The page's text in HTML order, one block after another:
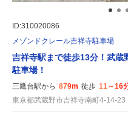
ID:310020086
メゾンドクレール吉祥寺駐車場
吉祥寺駅まで徒歩13分！武蔵
駐車場！
三鷹台駅から 879m 徒歩 11～16
東京都武蔵野市吉祥寺南町4-14-23